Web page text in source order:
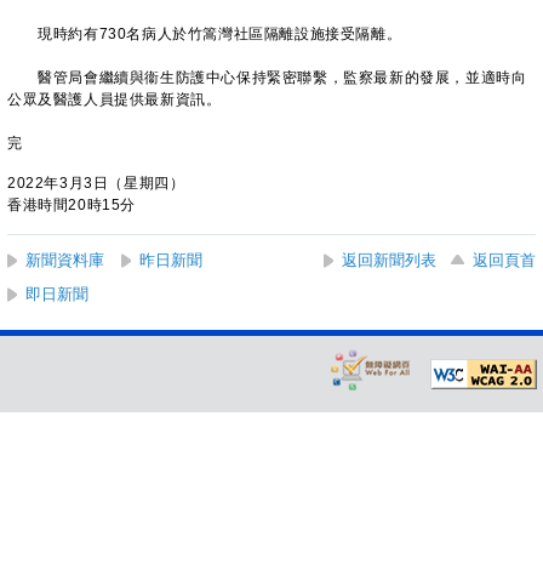
現時約有730名病人於竹篙灣社區隔離設施接受隔離。
醫管局會繼續與衞生防護中心保持緊密聯繫，監察最新的發展，並適時向
公眾及醫護人員提供最新資訊。
完
2022年3月3日（星期四）
香港時間20時15分
新聞資料庫 昨日新聞 返回新聞列表
返回頁首
即日新聞